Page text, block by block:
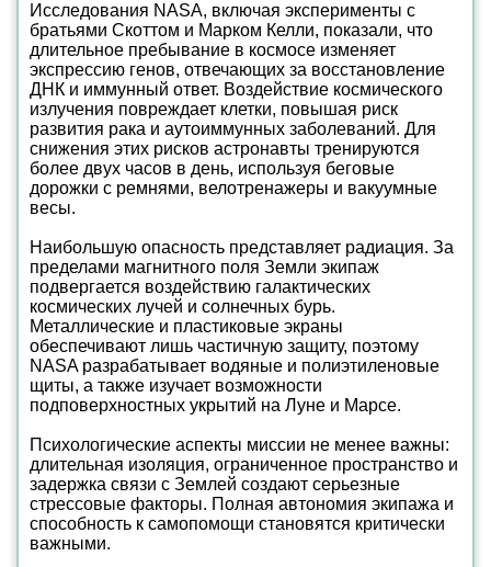
Исследования NASA, включая эксперименты с
братьями Скоттом и Марком Келли, показали, что
длительное пребывание в космосе изменяет
экспрессию генов, отвечающих за восстановление
ДНК и иммунный ответ. Воздействие космического
излучения повреждает клетки, повышая риск
развития рака и аутоиммунных заболеваний. Для
снижения этих рисков астронавты тренируются
более двух часов в день, используя беговые
дорожки с ремнями, велотренажеры и вакуумные
весы.
Наибольшую опасность представляет радиация. За
пределами магнитного поля Земли экипаж
подвергается воздействию галактических
космических лучей и солнечных бурь.
Металлические и пластиковые экраны
обеспечивают лишь частичную защиту, поэтому
NASA разрабатывает водяные и полиэтиленовые
щиты, а также изучает возможности
подповерхностных укрытий на Луне и Марсе.
Психологические аспекты миссии не менее важны:
длительная изоляция, ограниченное пространство и
задержка связи с Землей создают серьезные
стрессовые факторы. Полная автономия экипажа и
способность к самопомощи становятся критически
важными.